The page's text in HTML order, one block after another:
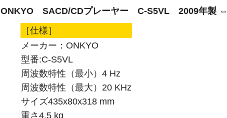
ONKYO SACD/CDプレーヤー C-S5VL 2009年製 ⇔
［仕様］
メーカー：ONKYO
型番:C-S5VL
周波数特性（最小）4 Hz
周波数特性（最大）20 KHz
サイズ435x80x318 mm
重さ4.5 kg